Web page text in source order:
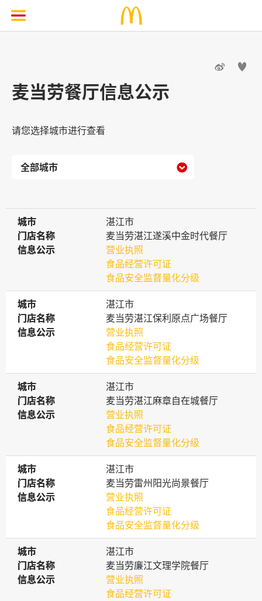
 
麦当劳餐厅信息公示
请您选择城市进行查看

城市
城市
湛江市
门店名称
门店名称
麦当劳湛江遂溪中金时代餐厅
信息公示
信息公示
营业执照
食品经营许可证
食品安全监督量化分级
城市
城市
湛江市
门店名称
门店名称
麦当劳湛江保利原点广场餐厅
信息公示
信息公示
营业执照
食品经营许可证
食品安全监督量化分级
城市
城市
湛江市
门店名称
门店名称
麦当劳湛江麻章自在城餐厅
信息公示
信息公示
营业执照
食品经营许可证
食品安全监督量化分级
城市
城市
湛江市
门店名称
门店名称
麦当劳雷州阳光尚景餐厅
信息公示
信息公示
营业执照
食品经营许可证
食品安全监督量化分级
城市
城市
湛江市
门店名称
门店名称
麦当劳廉江文理学院餐厅
信息公示
信息公示
营业执照
食品经营许可证